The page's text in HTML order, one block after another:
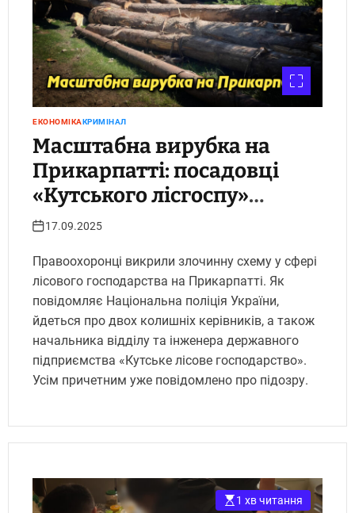
ЕКОНОМІКАКРИМІНАЛ
Масштабна вирубка на
Прикарпатті: посадовці
«Кутського лісгоспу»
причетні до знищення
Укрінфопрес.
17.09.2025
Правоохоронці викрили злочинну схему у сфері
лісового господарства на Прикарпатті. Як
повідомляє Національна поліція України,
йдеться про двох колишніх керівників, а також
начальника відділу та інженера державного
підприємства «Кутське лісове господарство».
Усім причетним уже повідомлено про підозру.
1 хв читання